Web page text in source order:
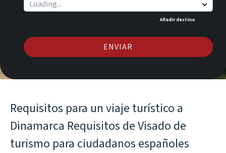
Añadir destino
ENVIAR
Requisitos para un viaje turístico a
Dinamarca Requisitos de Visado de
turismo para ciudadanos españoles